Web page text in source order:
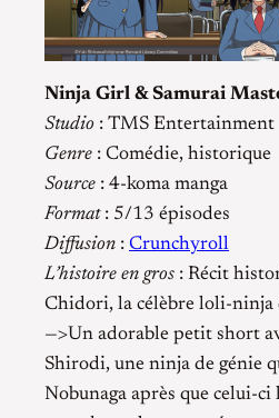
Ninja Girl & Samurai
Studio : TMS Entertainment
Genre : Comédie, historique
Source : 4-koma manga
Format: 5/13 épisodes
Diffusion : Crunchyroll
L’histoire en gros : Récit
Chidori, la célèbre loli-ninja
—>Un adorable petit short
Shirodi, une ninja de génie
Nobunaga après que celui-ci